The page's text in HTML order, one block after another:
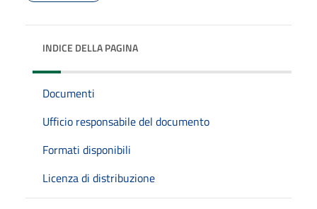
INDICE DELLA PAGINA
Documenti
Ufficio responsabile del documento
Formati disponibili
Licenza di distribuzione